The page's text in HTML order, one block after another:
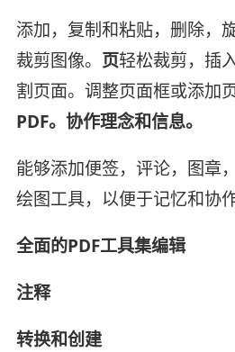
添加，复制和粘贴，删除，
裁剪图像。 页轻松裁剪，插
割页面。调整页面框或添加
PDF。协作理念和信息。
能够添加便签，评论，图章
绘图工具，以便于记忆和协作
全面的PDF工具集编辑
注释
转换和创建